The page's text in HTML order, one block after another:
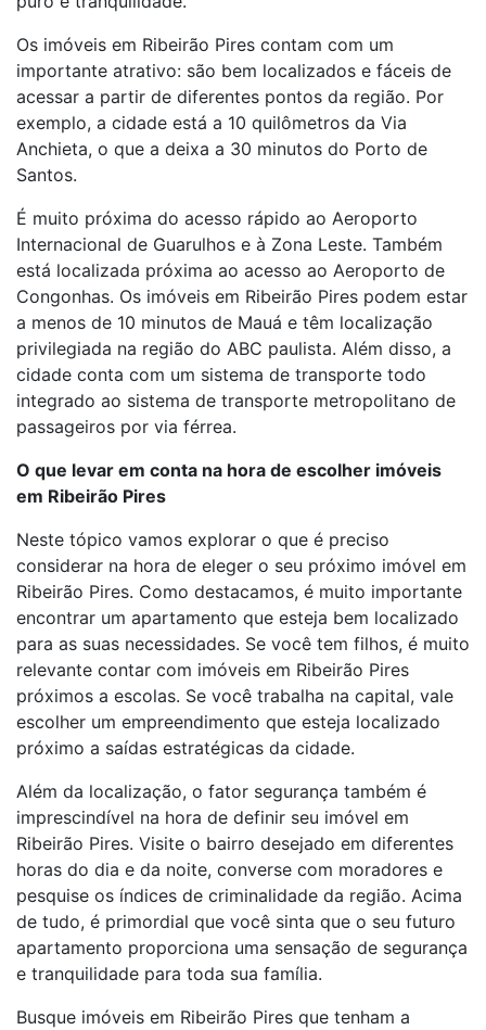
Os imóveis em Ribeirão Pires contam com um
importante atrativo: são bem localizados e fáceis de
acessar a partir de diferentes pontos da região. Por
exemplo, a cidade está a 10 quilômetros da Via
Anchieta, o que a deixa a 30 minutos do Porto de
Santos.
É muito próxima do acesso rápido ao Aeroporto
Internacional de Guarulhos e à Zona Leste. Também
está localizada próxima ao acesso ao Aeroporto de
Congonhas. Os imóveis em Ribeirão Pires podem estar
a menos de 10 minutos de Mauá e têm localização
privilegiada na região do ABC paulista. Além disso, a
cidade conta com um sistema de transporte todo
integrado ao sistema de transporte metropolitano de
passageiros por via férrea.
O que levar em conta na hora de escolher imóveis
em Ribeirão Pires
Neste tópico vamos explorar o que é preciso
considerar na hora de eleger o seu próximo imóvel em
Ribeirão Pires. Como destacamos, é muito importante
encontrar um apartamento que esteja bem localizado
para as suas necessidades. Se você tem filhos, é muito
relevante contar com imóveis em Ribeirão Pires
próximos a escolas. Se você trabalha na capital, vale
escolher um empreendimento que esteja localizado
próximo a saídas estratégicas da cidade.
Além da localização, o fator segurança também é
imprescindível na hora de definir seu imóvel em
Ribeirão Pires. Visite o bairro desejado em diferentes
horas do dia e da noite, converse com moradores e
pesquise os índices de criminalidade da região. Acima
de tudo, é primordial que você sinta que o seu futuro
apartamento proporciona uma sensação de segurança
e tranquilidade para toda sua família.
Busque imóveis em Ribeirão Pires que tenham a